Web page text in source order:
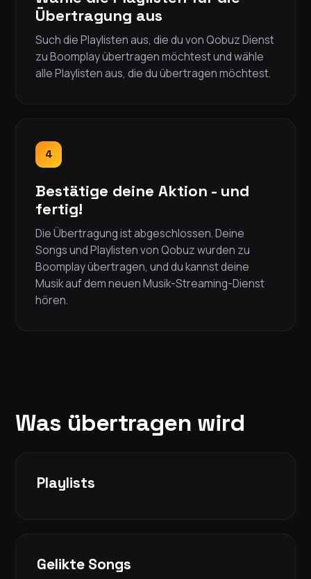
Übertragung aus
Such die Playlisten aus, die du von Qobuz Dienst
zu Boomplay übertragen möchtest und wähle
alle Playlisten aus, die du übertragen möchtest.
4
Bestätige deine Aktion - und
fertig!
Die Übertragung ist abgeschlossen. Deine
Songs und Playlisten von Qobuz wurden zu
Boomplay übertragen, und du kannst deine
Musik auf dem neuen Musik-Streaming-Dienst
hören.
Was übertragen wird
Playlists
Gelikte Songs